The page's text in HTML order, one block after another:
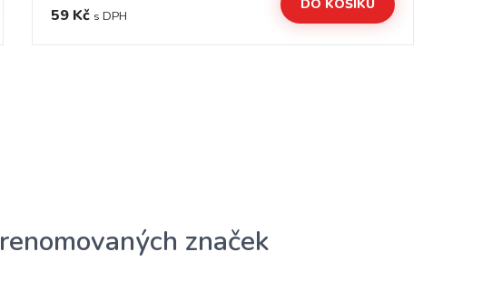
59 Kč s DPH
DO KOŠÍKU
renomovaných značek